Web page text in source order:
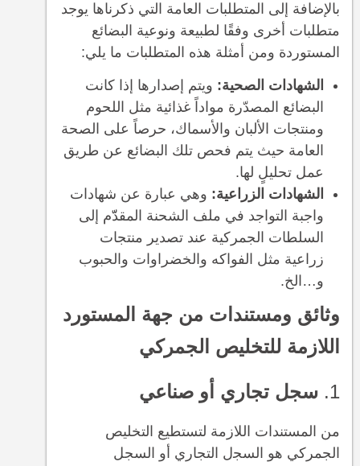
بالإضافة إلى المتطلبات العامة التي ذكرناها يوجد
متطلبات أخرى وفقًا لطبيعة ونوعية البضائع
المستوردة ومن أمثلة هذه المتطلبات ما يلي:
الشهادات الصحية: ويتم إصدارها إذا كانت
البضائع المصدّرة مواداً غذائية مثل اللحوم
ومنتجات الألبان والأسماك، حرصاً على الصحة
العامة حيث يتم فحص تلك البضائع عن طريق
عمل تحليلٍ لها.
الشهادات الزراعية: وهي عبارة عن شهادات
واجبة التواجد في ملف الشحنة المقدّّم إلى
السلطات الجمركية عند تصدير منتجات
زراعية مثل الفواكه والخضراوات والحبوب
و…الخ.
وثائق ومستندات من جهة المستورد
اللازمة للتخليص الجمركي
1. سجل تجاري أو صناعي
من المستندات اللازمة لتستطيع التخليص
الجمركي هو اﻟﺴﺠل اﻟﺘﺠﺎري أو السجل